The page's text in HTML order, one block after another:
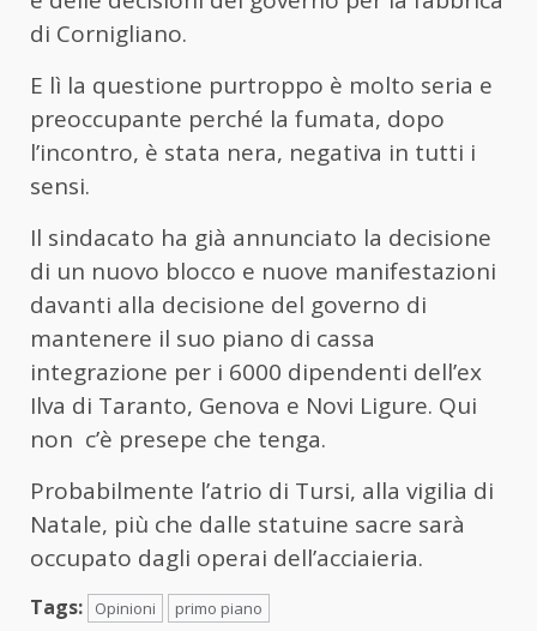
di Cornigliano.
E lì la questione purtroppo è molto seria e
preoccupante perché la fumata, dopo
l’incontro, è stata nera, negativa in tutti i
sensi.
Il sindacato ha già annunciato la decisione
di un nuovo blocco e nuove manifestazioni
davanti alla decisione del governo di
mantenere il suo piano di cassa
integrazione per i 6000 dipendenti dell’ex
Ilva di Taranto, Genova e Novi Ligure. Qui
non c’è presepe che tenga.
Probabilmente l’atrio di Tursi, alla vigilia di
Natale, più che dalle statuine sacre sarà
occupato dagli operai dell’acciaieria.
Tags: Opinioni primo piano